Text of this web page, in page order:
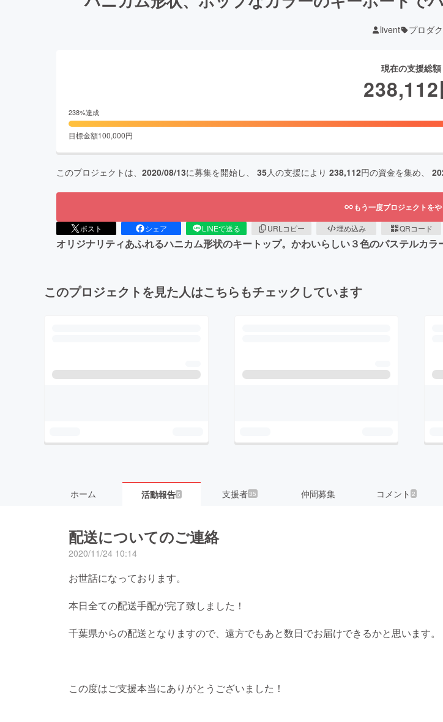
livent プロダ
現在の支援総額
238,112
238%達成
目標金額100,000円
このプロジェクトは、 2020/08/13に募集を開始し、 35人の支援により 238,112円の資金を集め、
もう一度プロジェクトを
ポスト シェア LINEで送る URLコピー 埋め込み QRコード
オリジナリティあふれるハニカム形状のキートップ。かわいらしい３色のパステルカラ
このプロジェクトを見た人はこちらもチェックしています
ホーム 活動報告5 支援者35 仲間募集 コメント 2
配送についてのご連絡
2020/11/24 10:14
お世話になっております。
本日全ての配送手配が完了致しました！
千葉県からの配送となりますので、遠方でもあと数日でお届けできるかと思います。
この度はご支援本当にありがとうございました！